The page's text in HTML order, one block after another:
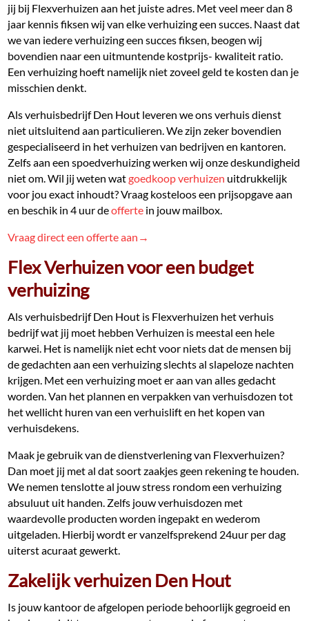
jij bij Flexverhuizen aan het juiste adres. Met veel meer dan 8
jaar kennis fiksen wij van elke verhuizing een succes. Naast dat
we van iedere verhuizing een succes fiksen, beogen wij
bovendien naar een uitmuntende kostprijs- kwaliteit ratio.
Een verhuizing hoeft namelijk niet zoveel geld te kosten dan je
misschien denkt.
Als verhuisbedrijf Den Hout leveren we ons verhuis dienst
niet uitsluitend aan particulieren. We zijn zeker bovendien
gespecialiseerd in het verhuizen van bedrijven en kantoren.
Zelfs aan een spoedverhuizing werken wij onze deskundigheid
niet om. Wil jij weten watgoedkoop verhuizen uitdrukkelijk
voor jou exact inhoudt? Vraag kosteloos een prijsopgave aan
en beschik in 4 uur deofferte in jouw mailbox.
Vraag direct een offerte aan→
Flex Verhuizen voor een budget
verhuizing
Als verhuisbedrijf Den Hout is Flexverhuizen het verhuis
bedrijf wat jij moet hebben Verhuizen is meestal een hele
karwei. Het is namelijk niet echt voor niets dat de mensen bij
de gedachten aan een verhuizing slechts al slapeloze nachten
krijgen. Met een verhuizing moet er aan van alles gedacht
worden. Van het plannen en verpakken van verhuisdozen tot
het wellicht huren van een verhuislift en het kopen van
verhuisdekens.
Maak je gebruik van de dienstverlening van Flexverhuizen?
Dan moet jij met al dat soort zaakjes geen rekening te houden.
We nemen tenslotte al jouw stress rondom een verhuizing
absuluut uit handen. Zelfs jouw verhuisdozen met
waardevolle producten worden ingepakt en wederom
uitgeladen. Hierbij wordt er vanzelfsprekend 24uur per dag
uiterst acuraat gewerkt.
Zakelijk verhuizen Den Hout
Is jouw kantoor de afgelopen periode behoorlijk gegroeid en